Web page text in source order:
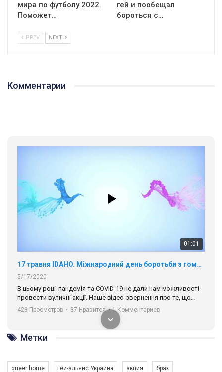
мира по футболу 2022.
Поможет…
гей и пообещал
бороться с…
PREV NEXT
Комментарии
01:01
17 травня IDAHO. Міжнародний день боротьби з гомофобією трансфобією і біфобія.
5/17/2020
В цьому році, пандемія та COVІD-19 не дали нам можливості
провести вуличні акції. Наше відео-звернення про те, що
навіть коли ми у різних містах та не можемо зустрінеться, ми
разом. Ми закликаємо всіх хто поділяє цінності рівності та
солідарності, приєднатися до нас. Регіональні підрозділи
ГАУ є в 16 областях України.
Разом наш голос лунає гучніше!
423 Просмотров • 37 Нравится • 1 Комментариев
Метки
queer home Гей-альянс Украина акция брак